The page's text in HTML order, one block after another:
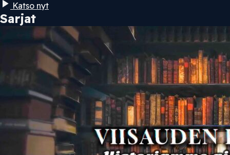
Katso nyt
Sarjat